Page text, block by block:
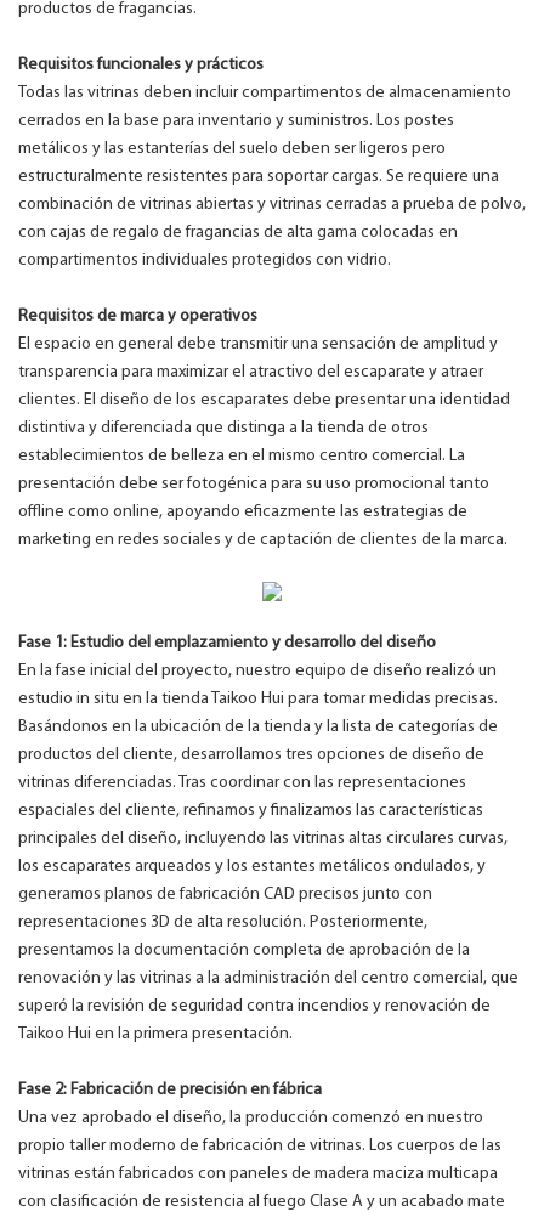
productos de fragancias.
Requisitos funcionales y prácticos
Todas las vitrinas deben incluir compartimentos de almacenamiento
cerrados en la base para inventario y suministros. Los postes
metálicos y las estanterías del suelo deben ser ligeros pero
estructuralmente resistentes para soportar cargas. Se requiere una
combinación de vitrinas abiertas y vitrinas cerradas a prueba de polvo,
con cajas de regalo de fragancias de alta gama colocadas en
compartimentos individuales protegidos con vidrio.
Requisitos de marca y operativos
El espacio en general debe transmitir una sensación de amplitud y
transparencia para maximizar el atractivo del escaparate y atraer
clientes. El diseño de los escaparates debe presentar una identidad
distintiva y diferenciada que distinga a la tienda de otros
establecimientos de belleza en el mismo centro comercial. La
presentación debe ser fotogénica para su uso promocional tanto
offline como online, apoyando eficazmente las estrategias de
marketing en redes sociales y de captación de clientes de la marca.
Fase 1: Estudio del emplazamiento y desarrollo del diseño
En la fase inicial del proyecto, nuestro equipo de diseño realizó un
estudio in situ en la tienda Taikoo Hui para tomar medidas precisas.
Basándonos en la ubicación de la tienda y la lista de categorías de
productos del cliente, desarrollamos tres opciones de diseño de
vitrinas diferenciadas. Tras coordinar con las representaciones
espaciales del cliente, refinamos y finalizamos las características
principales del diseño, incluyendo las vitrinas altas circulares curvas,
los escaparates arqueados y los estantes metálicos ondulados, y
generamos planos de fabricación CAD precisos junto con
representaciones 3D de alta resolución. Posteriormente,
presentamos la documentación completa de aprobación de la
renovación y las vitrinas a la administración del centro comercial, que
superó la revisión de seguridad contra incendios y renovación de
Taikoo Hui en la primera presentación.
Fase 2: Fabricación de precisión en fábrica
Una vez aprobado el diseño, la producción comenzó en nuestro
propio taller moderno de fabricación de vitrinas. Los cuerpos de las
vitrinas están fabricados con paneles de madera maciza multicapa
con clasificación de resistencia al fuego Clase A y un acabado mate